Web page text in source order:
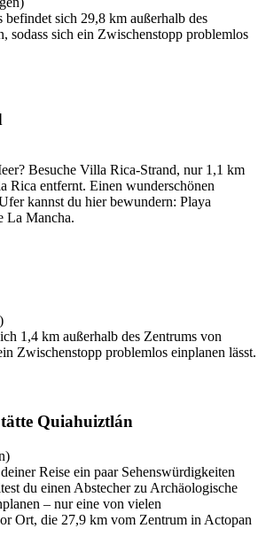
befindet sich 29,8 km außerhalb des
sodass sich ein Zwischenstopp problemlos
Besuche Villa Rica-Strand, nur 1,1 km
Rica entfernt. Einen wunderschönen
kannst du hier bewundern: Playa
La Mancha.
1,4 km außerhalb des Zentrums von
Zwischenstopp problemlos einplanen lässt.
Quiahuiztlán
Reise ein paar Sehenswürdigkeiten
du einen Abstecher zu Archäologische
– nur eine von vielen
Ort, die 27,9 km vom Zentrum in Actopan